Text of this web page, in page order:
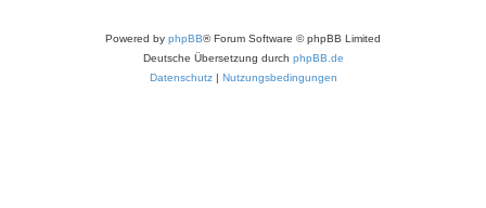
Powered by phpBB® Forum Software © phpBB Limited
Deutsche Übersetzung durch phpBB.de
Datenschutz | Nutzungsbedingungen